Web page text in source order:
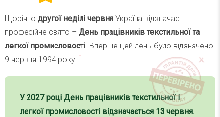
Щорічно другої неділі червня Україна відзначає
професійне свято – День працівників текстильної та
легкої промисловості. Вперше цей день було відзначено
9 червня 1994 року. 1
У2027році День працівників текстильної і
легкої промисловості відзначається 13 червня.